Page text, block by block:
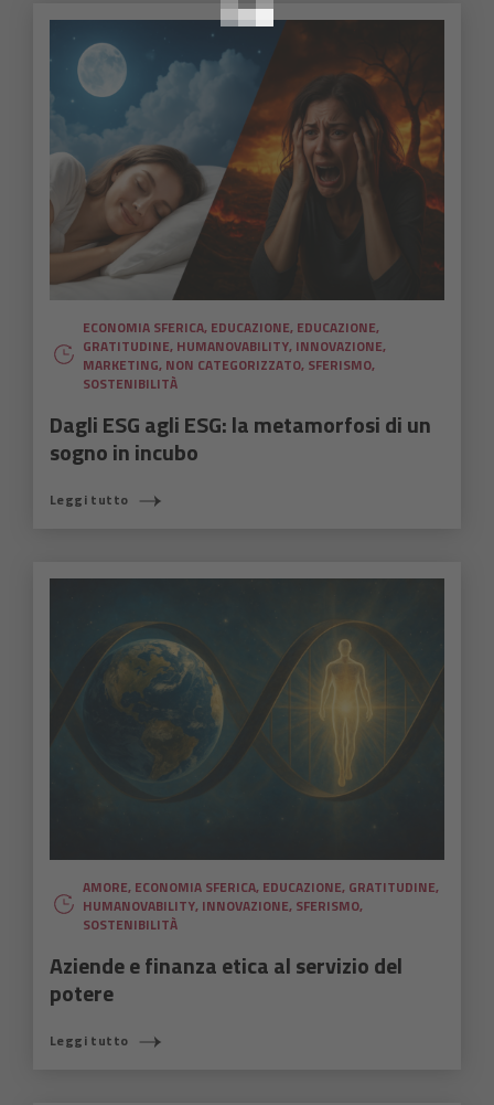
ECONOMIA SFERICA, EDUCAZIONE, EDUCAZIONE,
GRATITUDINE, HUMANOVABILITY, INNOVAZIONE,
MARKETING, NON CATEGORIZZATO, SFERISMO,
SOSTENIBILITÀ
Dagli ESG agli ESG: la metamorfosi di un
sogno in incubo
Leggi tutto
AMORE, ECONOMIA SFERICA, EDUCAZIONE, GRATITUDINE,
HUMANOVABILITY, INNOVAZIONE, SFERISMO,
SOSTENIBILITÀ
Aziende e finanza etica al servizio del
potere
Leggi tutto